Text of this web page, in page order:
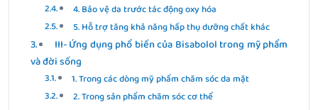
4. Bảo vệ da trước tác động oxy hóa
5. Hỗ trợ tăng khả năng hấp thụ dưỡng chất khác
III- Ứng dụng phổ biến của Bisabolol trong mỹ phẩm
và đời sống
1. Trong các dòng mỹ phẩm chăm sóc da mặt
2. Trong sản phẩm chăm sóc cơ thể